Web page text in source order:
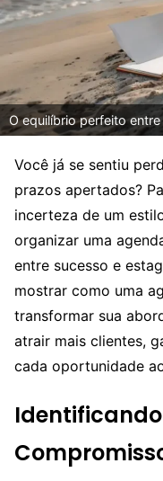
O equilíbrio perfeito
Você já se sentiu
prazos apertados?
incerteza de um
organizar uma
entre sucesso e
mostrar como uma
transformar sua
atrair mais clientes,
cada oportunidade